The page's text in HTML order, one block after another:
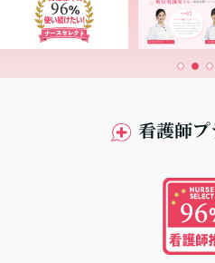
看護師プ